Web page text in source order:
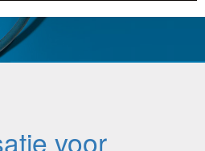
voor